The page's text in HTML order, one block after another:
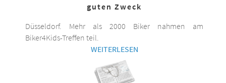
guten Zweck
Düsseldorf. Mehr als 2000 Biker nahmen am
Biker4Kids-Treffen teil.
WEITERLESEN